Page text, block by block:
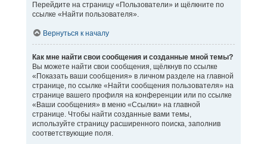
Перейдите на страницу «Пользователи» и щёлкните по
ссылке «Найти пользователя».
Вернуться к началу
Как мне найти свои сообщения и созданные мной темы?
Вы можете найти свои сообщения, щёлкнув по ссылке
«Показать ваши сообщения» в личном разделе на главной
странице, по ссылке «Найти сообщения пользователя» на
странице вашего профиля на конференции или по ссылке
«Ваши сообщения» в меню «Ссылки» на главной
странице. Чтобы найти созданные вами темы,
используйте страницу расширенного поиска, заполнив
соответствующие поля.